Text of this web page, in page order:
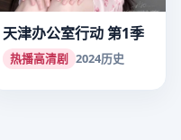
天津办公室行动 第1季
热播高清剧 2024历史